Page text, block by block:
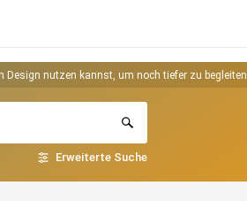
Design nutzen kannst, um noch tiefer zu begleiten
Erweiterte Suche